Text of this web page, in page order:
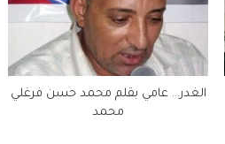
الغدر… عامي بقلم محمد حسن فرغلي
محمد